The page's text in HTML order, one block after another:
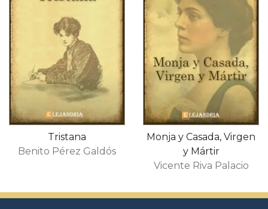
Tristana
Benito Pérez Galdós
Monja y Casada, Virgen
y Mártir
Vicente Riva Palacio